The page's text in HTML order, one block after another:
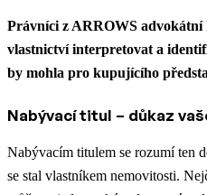
Právníci z ARROWS advokátní
vlastnictví interpretovat a
by mohla pro kupujícího
Nabývací titul – důkaz
Nabývacím titulem se rozumí ten
se stal vlastníkem nemovitosti.